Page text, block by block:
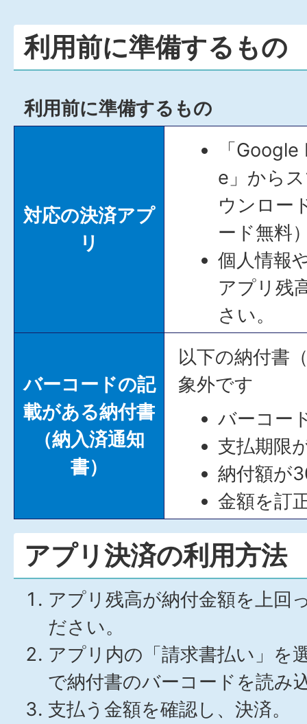
利用前に準備するもの
利用前に準備するもの
対応の決済アプ
リ
「
e」から
ウンロー
ード無料
個人情報
アプリ残
さい。
バーコードの記
載がある納付書
（納入済通知
書）
以下の納付書
象外です
バーコー
支払期限
納付額が
金額を訂
アプリ決済の利用方法
アプリ残高が納付金額を上回
ださい。
アプリ内の「請求書払い」を
で納付書のバーコードを読み
支払う金額を確認し、決済。